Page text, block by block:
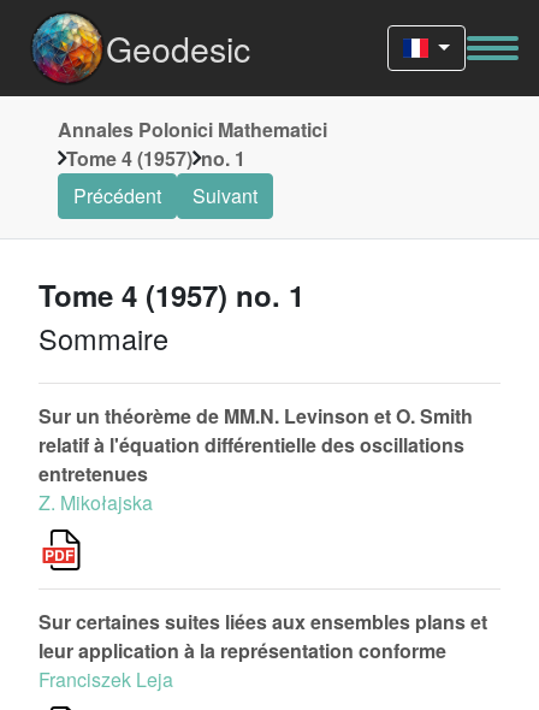
Geodesic
Annales Polonici Mathematici
Tome 4 (1957) no. 1
Précédent
Suivant
Tome 4 (1957) no. 1
Sommaire
Sur un théorème de MM.N. Levinson et O. Smith
relatif à l'équation différentielle des oscillations
entretenues
Z. Mikołajska
Sur certaines suites liées aux ensembles plans et
leur application à la représentation conforme
Franciszek Leja